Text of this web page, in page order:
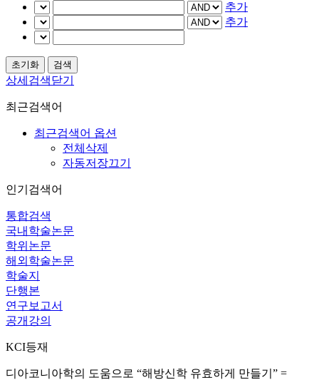
추가
추가
상세검색닫기
최근검색어
최근검색어 옵션
전체삭제
자동저장끄기
인기검색어
통합검색
국내학술논문
학위논문
해외학술논문
학술지
단행본
연구보고서
공개강의
KCI등재
디아코니아학의 도움으로 “해방신학 유효하게 만들기” =